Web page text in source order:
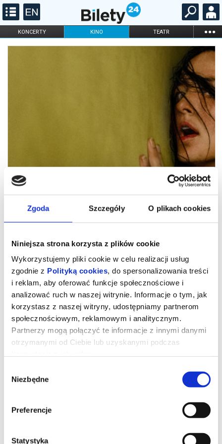
Zgoda Szczegóły O plikach cookies
Niniejsza strona korzysta z plików cookie
Wykorzystujemy pliki cookie w celu realizacji usług
zgodnie z Polityką cookies, do spersonalizowania treści
i reklam, aby oferować funkcje społecznościowe i
analizować ruch w naszej witrynie. Informacje o tym, jak
korzystasz z naszej witryny, udostępniamy partnerom
społecznościowym, reklamowym i analitycznym.
Partnerzy mogą połączyć te informacje z innymi danymi
otrzymanymi od Ciebie lub uzyskanymi podczas
zgody
Niezbędne
Preferencje
Statystyka
KONCERTY KINO TEATR ...
FILHARMONIA OPERA I BALET
Backrooms. Bez wyjścia
W piwnicy salonu meblowego pojawia się przejście do
nieskończony labirynt pozornie pustych korytarzy. Módl się, by
tam nie trafić.